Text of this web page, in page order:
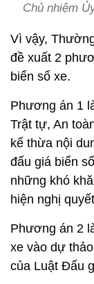
Chủ nhiệm
Vì vậy,
đề xuất 2
biển số xe.
Phương án 1
Trật tự, An
kế thừa nội
đấu giá biển
những khó
hiện nghị
Phương án 2
xe vào dự
của Luật Đấu